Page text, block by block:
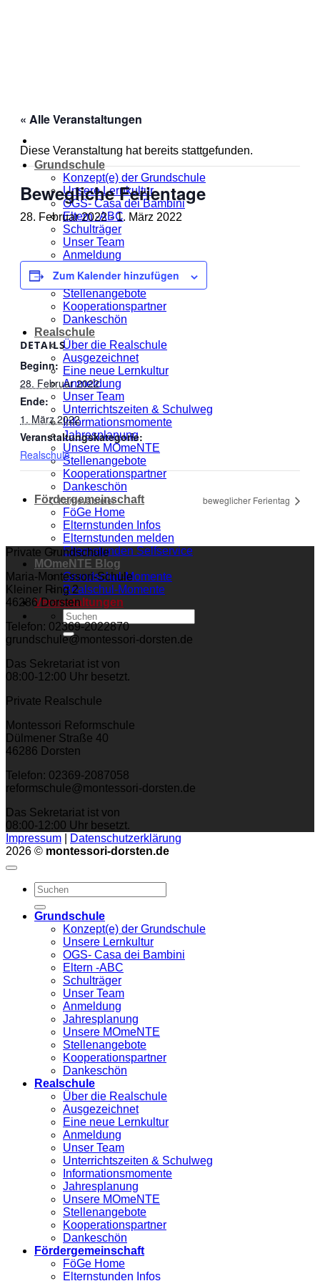
Grundschule
Konzept(e) der Grundschule
Unsere Lernkultur
OGS- Casa dei Bambini
Eltern -ABC
Schulträger
Unser Team
Anmeldung
Unsere MOmeNTE
Stellenangebote
Kooperationspartner
Dankeschön
Realschule
Über die Realschule
Ausgezeichnet
Eine neue Lernkultur
Anmeldung
Unser Team
Unterrichtszeiten & Schulweg
Informationsmomente
Jahresplanung
Unsere MOmeNTE
Stellenangebote
Kooperationspartner
Dankeschön
Fördergemeinschaft
FöGe Home
Elternstunden Infos
Elternstunden melden
Elternstunden Selfservice
MOmeNTE Blog
Grundschul-Momente
Realschul-Momente
Veranstaltungen
« Alle Veranstaltungen
Diese Veranstaltung hat bereits stattgefunden.
Bewegliche Ferientage
28. Februar 2022-1. März 2022
Zum Kalender hinzufügen
DETAILS
Beginn:
28. Februar 2022
Ende:
1. März 2022
Veranstaltungskategorie:
Realschule
Karnevalsfeier beweglicher Ferientag
Private Grundschule
Maria-Montessori-Schule
Kleiner Ring 2
46286 Dorsten
Telefon: 02369-2022870
grundschule@montessori-dorsten.de
Das Sekretariat ist von
08:00-12:00 Uhr besetzt.
Private Realschule
Montessori Reformschule
Dülmener Straße 40
46286 Dorsten
Telefon: 02369-2087058
reformschule@montessori-dorsten.de
Das Sekretariat ist von
08:00-12:00 Uhr besetzt.
Impressum
Datenschutzerklärung
2026 © montessori-dorsten.de
Grundschule
Konzept(e) der Grundschule
Unsere Lernkultur
OGS- Casa dei Bambini
Eltern -ABC
Schulträger
Unser Team
Anmeldung
Jahresplanung
Unsere MOmeNTE
Stellenangebote
Kooperationspartner
Dankeschön
Realschule
Über die Realschule
Ausgezeichnet
Eine neue Lernkultur
Anmeldung
Unser Team
Unterrichtszeiten & Schulweg
Informationsmomente
Jahresplanung
Unsere MOmeNTE
Stellenangebote
Kooperationspartner
Dankeschön
Fördergemeinschaft
FöGe Home
Elternstunden Infos